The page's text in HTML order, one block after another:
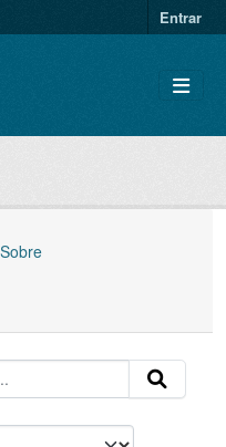
Entrar
Sobre